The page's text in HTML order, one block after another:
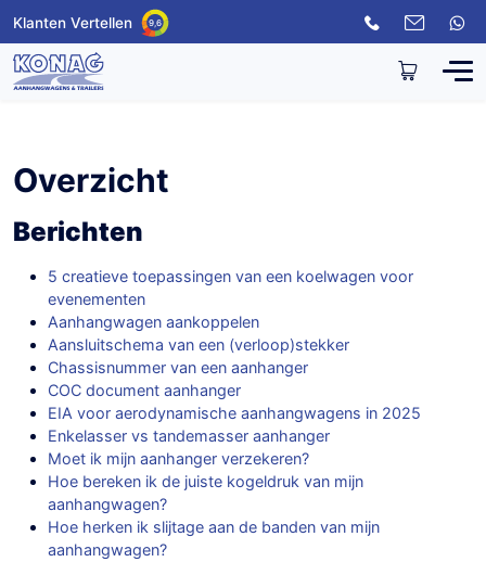
Klanten Vertellen 9,6
Overzicht
Berichten
5 creatieve toepassingen van een koelwagen voor
evenementen
Aanhangwagen aankoppelen
Aansluitschema van een (verloop)stekker
Chassisnummer van een aanhanger
COC document aanhanger
EIA voor aerodynamische aanhangwagens in 2025
Enkelasser vs tandemasser aanhanger
Moet ik mijn aanhanger verzekeren?
Hoe bereken ik de juiste kogeldruk van mijn
aanhangwagen?
Hoe herken ik slijtage aan de banden van mijn
aanhangwagen?